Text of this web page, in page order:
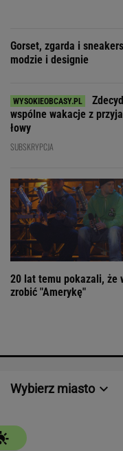
Gorset, zgarda i
modzie i designie
wspólne wakacje z
łowy
SUBSKRYPCJA
20 lat temu pokazali, że
zrobić "Amerykę"
Wybierz miasto